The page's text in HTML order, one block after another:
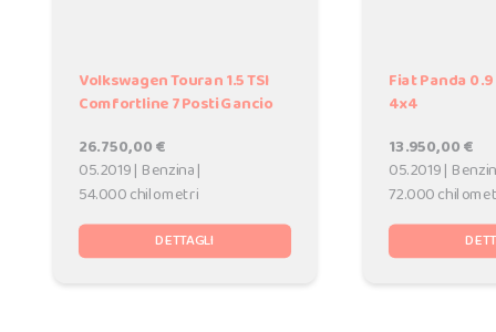
Volkswagen Touran 1.5 TSI
Comfortline 7Posti Gancio
26.750,00 €
05.2019 | Benzina |
54.000 chilometri
DETTAGLI
Fiat Panda
4x4
13.950,00 €
05.2019 |
72.000